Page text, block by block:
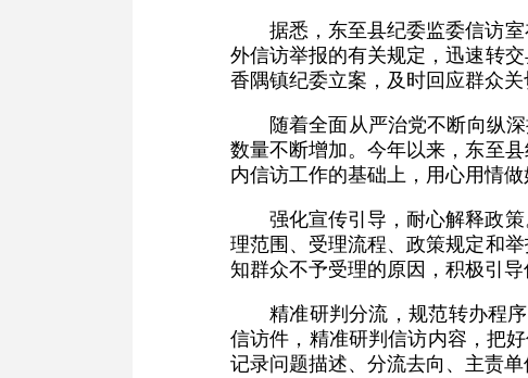
据悉，东至县纪委监委信访
外信访举报的有关规定，迅速转
香隅镇纪委立案，及时回应群众关
随着全面从严治党不断向纵
数量不断增加。今年以来，东至
内信访工作的基础上，用心用情
强化宣传引导，耐心解释政
理范围、受理流程、政策规定和
知群众不予受理的原因，积极引
精准研判分流，规范转办程
信访件，精准研判信访内容，把
记录问题描述、分流去向、主责